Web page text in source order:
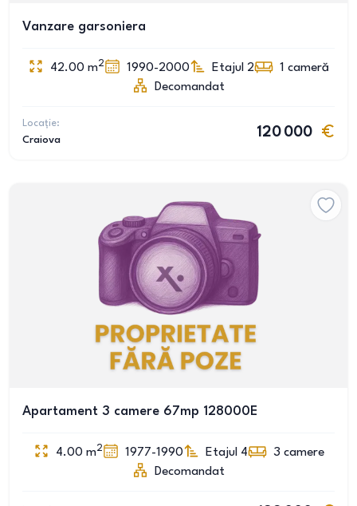
Vanzare garsoniera
42.00 m2 1990-2000 Etajul 2 1 cameră
Decomandat
Locație:
Craiova
120 000
Apartament 3 camere 67mp 128000E
4.00 m2 1977-1990 Etajul 4 3 camere
Decomandat